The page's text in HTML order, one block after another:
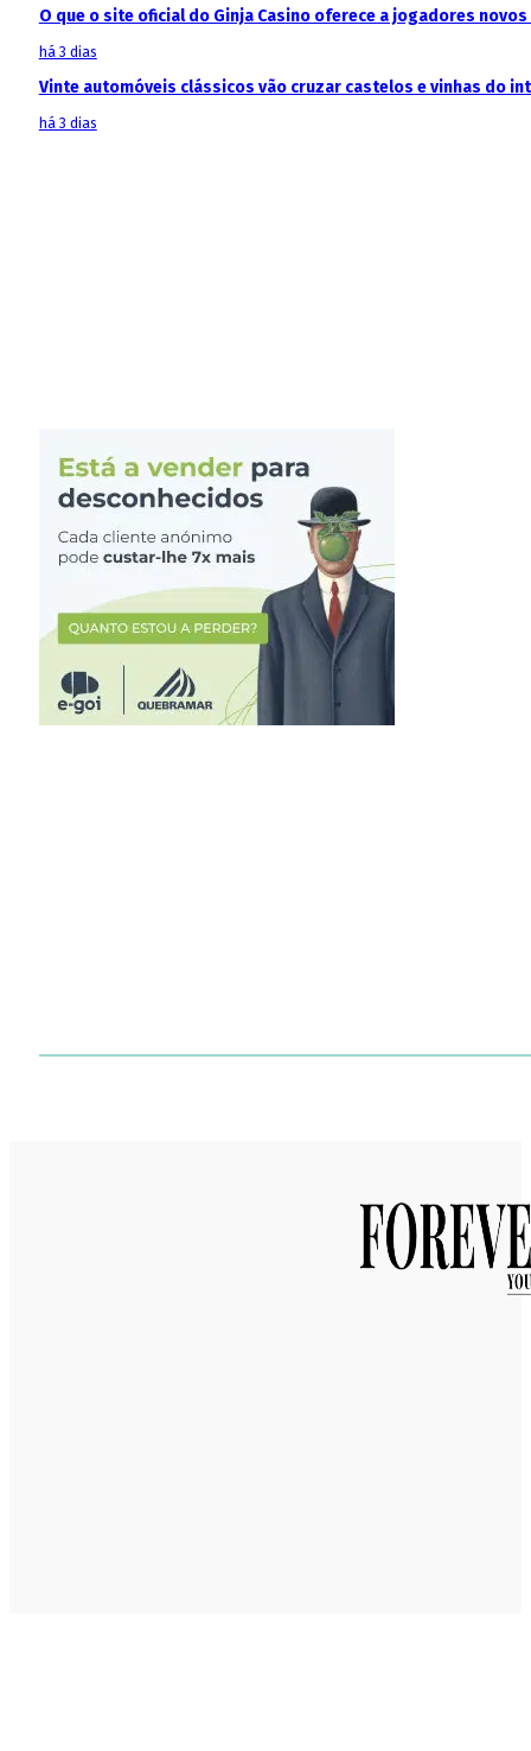
O que o site oficial do Ginja Casino oferece a jogadores
há 3 dias
Vinte automóveis clássicos vão cruzar castelos e vinhas do
há 3 dias